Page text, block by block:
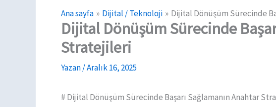
Ana sayfa Dijital / Teknoloji Dijital Dönüşüm Sürecinde
Dijital Dönüşüm Sürecinde
Stratejileri
Yazan/Aralık 16, 2025
# Dijital Dönüşüm Sürecinde Başarı Sağlamanın Anahtar